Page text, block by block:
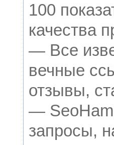
100
качества
— Все
вечные
отзывы,
—
запросы,